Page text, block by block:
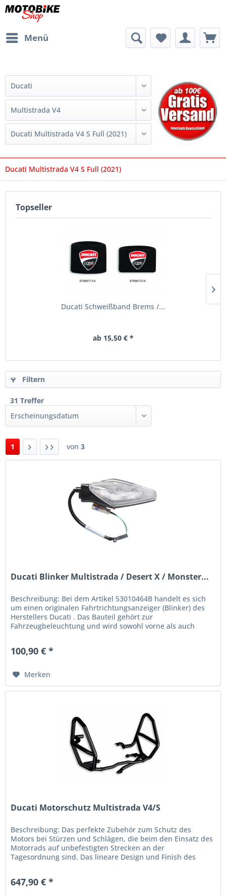
Menü
Ducati Multistrada V4 S Full (2021)
Topseller
Ducati Schweißband Brems /...
ab 15,50 € *
Filtern
31 Treffer
1 von 3
Ducati Blinker Multistrada / Desert X / Monster...
Beschreibung: Bei dem Artikel 53010464B handelt es sich
um einen originalen Fahrtrichtungsanzeiger (Blinker) des
Herstellers Ducati . Das Bauteil gehört zur
Fahrzeugbeleuchtung und wird sowohl vorne als auch
100,90 € *
Merken
Ducati Motorschutz Multistrada V4/S
Beschreibung: Das perfekte Zubehör zum Schutz des
Motors bei Stürzen und Schlägen, die beim den Einsatz des
Motorrads auf unbefestigten Strecken an der
Tagesordnung sind. Das lineare Design und Finish des
647,90 € *